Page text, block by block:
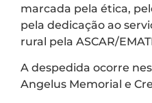
marcada pela ética,
pela dedicação ao
rural pela ASCAR/
A despedida ocorre
Angelus Memorial e